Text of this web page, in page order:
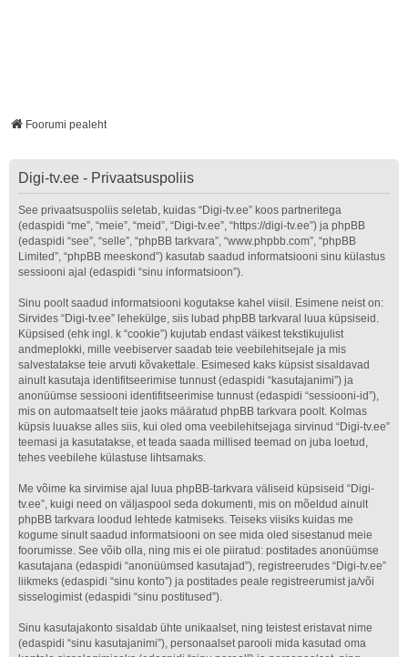
Foorumi pealeht
Digi-tv.ee - Privaatsuspoliis
See privaatsuspoliis seletab, kuidas “Digi-tv.ee” koos partneritega
(edaspidi “me”, “meie”, “meid”, “Digi-tv.ee”, “https://digi-tv.ee”) ja phpBB
(edaspidi “see”, “selle”, “phpBB tarkvara”, “www.phpbb.com”, “phpBB
Limited”, “phpBB meeskond”) kasutab saadud informatsiooni sinu külastus
sessiooni ajal (edaspidi “sinu informatsioon”).
Sinu poolt saadud informatsiooni kogutakse kahel viisil. Esimene neist on:
Sirvides “Digi-tv.ee” lehekülge, siis lubad phpBB tarkvaral luua küpsiseid.
Küpsised (ehk ingl. k “cookie”) kujutab endast väikest tekstikujulist
andmeplokki, mille veebiserver saadab teie veebilehitsejale ja mis
salvestatakse teie arvuti kõvakettale. Esimesed kaks küpsist sisaldavad
ainult kasutaja identifitseerimise tunnust (edaspidi “kasutajanimi”) ja
anonüümse sessiooni identifitseerimise tunnust (edaspidi “sessiooni-id”),
mis on automaatselt teie jaoks määratud phpBB tarkvara poolt. Kolmas
küpsis luuakse alles siis, kui oled oma veebilehitsejaga sirvinud “Digi-tv.ee”
teemasi ja kasutatakse, et teada saada millised teemad on juba loetud,
tehes veebilehe külastuse lihtsamaks.
Me võime ka sirvimise ajal luua phpBB-tarkvara väliseid küpsiseid “Digi-
tv.ee”, kuigi need on väljaspool seda dokumenti, mis on mõeldud ainult
phpBB tarkvara loodud lehtede katmiseks. Teiseks viisiks kuidas me
kogume sinult saadud informatsiooni on see mida oled sisestanud meie
foorumisse. See võib olla, ning mis ei ole piiratud: postitades anonüümse
kasutajana (edaspidi “anonüümsed kasutajad”), registreerudes “Digi-tv.ee”
liikmeks (edaspidi “sinu konto”) ja postitades peale registreerumist ja/või
sisselogimist (edaspidi “sinu postitused”).
Sinu kasutajakonto sisaldab ühte unikaalset, ning teistest eristavat nime
(edaspidi “sinu kasutajanimi”), personaalset parooli mida kasutad oma